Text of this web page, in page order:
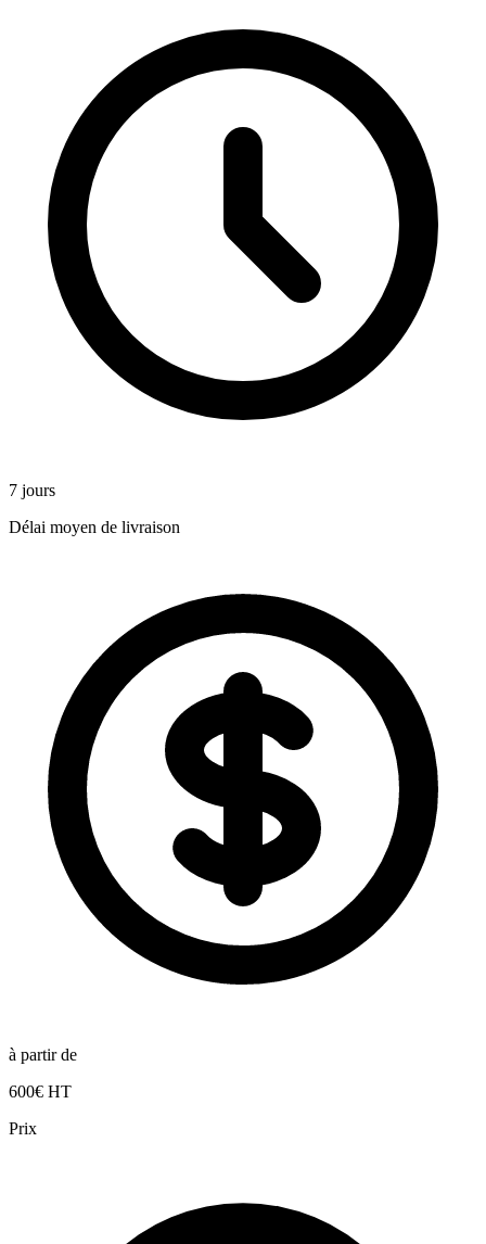
7 jours
Délai moyen de livraison
à partir de
600€ HT
Prix